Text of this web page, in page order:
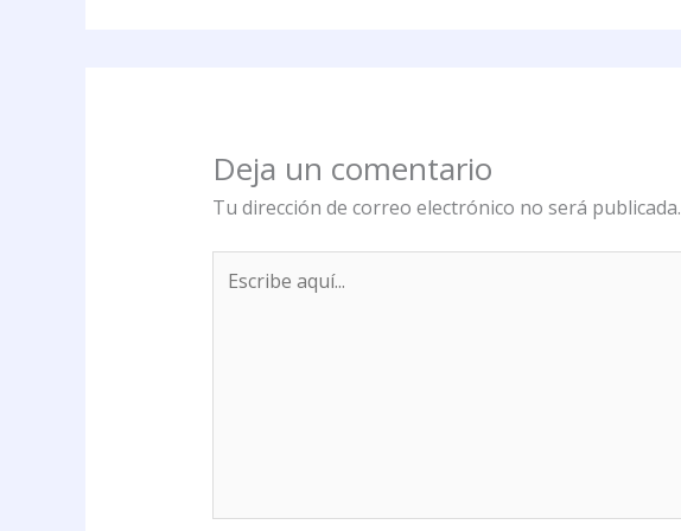
Deja un comentario
Tu dirección de correo electrónico no será publicada.
aquí...